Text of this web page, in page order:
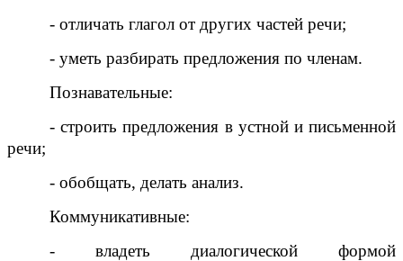
- отличать глагол от других частей речи;
- уметь разбирать предложения по членам.
Познавательные:
- строить предложения в устной и письменной
речи;
- обобщать, делать анализ.
Коммуникативные:
- владеть диалогической формой